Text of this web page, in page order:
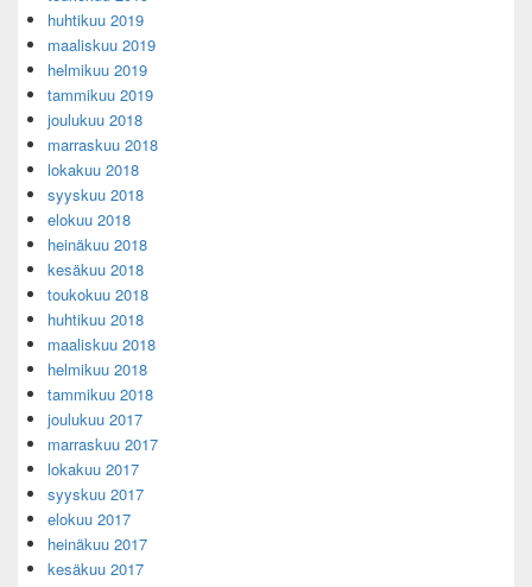
huhtikuu 2019
maaliskuu 2019
helmikuu 2019
tammikuu 2019
joulukuu 2018
marraskuu 2018
lokakuu 2018
syyskuu 2018
elokuu 2018
heinäkuu 2018
kesäkuu 2018
toukokuu 2018
huhtikuu 2018
maaliskuu 2018
helmikuu 2018
tammikuu 2018
joulukuu 2017
marraskuu 2017
lokakuu 2017
syyskuu 2017
elokuu 2017
heinäkuu 2017
kesäkuu 2017